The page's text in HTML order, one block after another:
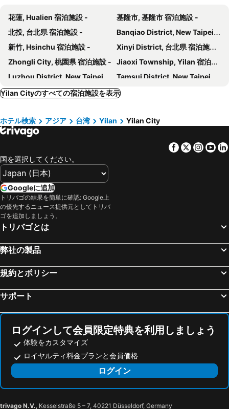
The Archipelago
So Fun Hotel
hōo落雨 溫泉旅店
アート スパ ホテル
Peace Area Hot Spring Hotel
Orient Luxury Hotel-Jiaoxi
Vasty Jiaoxi Hotel
The Westin Yilan Resort
Hangkhau Hotel
N. Castle Hotel
Yoai
Yilan Rose Garden Motel
Ewoo
Walden Hotel
宜蘭種子民宿
Elan-Motel
Rice Which Interest
Kaili Hot Spring Hotel
Hefong faddism
Fu Feng
イスパヴィータ リゾート
Yunoyado Onsen Hotel Deyang Branch
Lotus Beicheng Zhuang
Yilan Wushih Harbor
Xinpu MRT Station
Taipei World Trade Center Nangang Exhibition Hall
Shilin District
Keelung Miaokow Night Market
Yilan SuAo Coldspring
花蓮, Hualien 宿泊施設 -
基隆市, 基隆市 宿泊施設 -
北投, 台北県 宿泊施設 -
Banqiao District, New Taipei City 宿泊施設 -
新竹, Hsinchu 宿泊施設 -
Xinyi District, 台北県 宿泊施設 -
Zhongli City, 桃園県 宿泊施設 -
Jiaoxi Township, Yilan 宿泊施設 -
Luzhou District, New Taipei City 宿泊施設 -
Tamsui District, New Taipei City 宿泊施設 -
East District, Hsinchu 宿泊施設 -
Sanchong District, New Taipei City 宿泊施設 -
Luzhu Township, 桃園県 宿泊施設 -
Wujie Township, Yilan 宿泊施設 -
Xindian District, New Taipei City 宿泊施設 -
Luodong Township, Yilan 宿泊施設 -
台北, 台北県 宿泊施設 -
Zhongshan District, 台北県 宿泊施設 -
桃園, 桃園県 宿泊施設 -
Dayuan Township, 桃園県 宿泊施設 -
Da'an District, 台北県 宿泊施設 -
Yilan Cityのすべての宿泊施設を表示
ホテル検索 アジア 台湾 Yilan Yilan City
Facebook
Twitter
国を選択してください。
Googleに追加
トリバゴの結果を簡単に確認: Google上
の優先するニュース提供元としてトリバ
ゴを追加しましょう。
トリバゴとは
弊社の製品
規約とポリシー
サポート
ログインして会員限定特典を利用しましょう
体験をカスタマイズ
ロイヤルティ料金プランと会員価格
ログイン
trivago N.V., Kesselstraße 5 – 7, 40221 Düsseldorf, Germany